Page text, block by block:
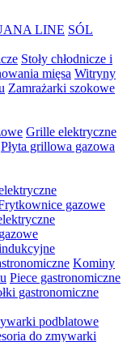
LINE SÓL
Stoły chłodnicze i
mięsa Witryny
Zamrażarki szokowe
Grille elektryczne
Płyta grillowa gazowa
gazowe
Kominy
Piece gastronomiczne
gastronomiczne
podblatowe
do zmywarki